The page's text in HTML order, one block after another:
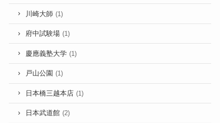
川崎大師 (1)
府中試験場 (1)
慶應義塾大学 (1)
戸山公園 (1)
日本橋三越本店 (1)
日本武道館 (2)